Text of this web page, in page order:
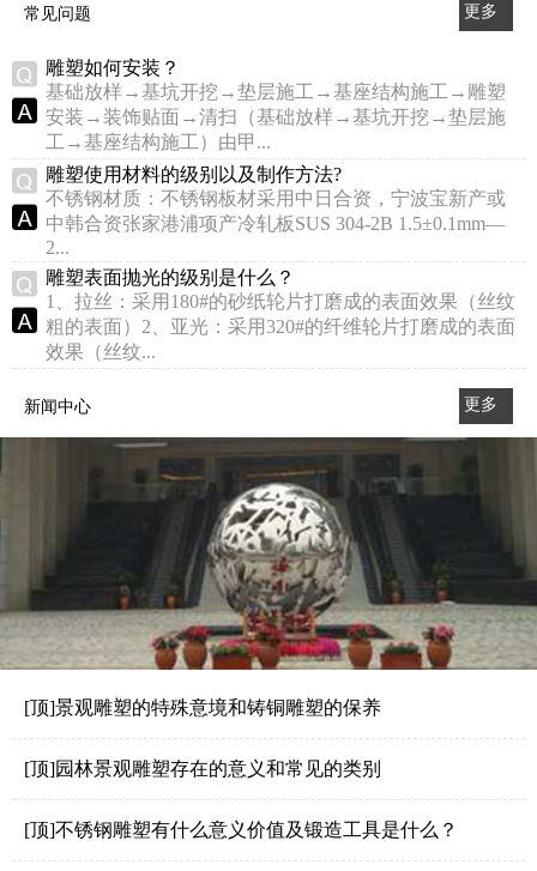
常见问题
更多
雕塑如何安装？
基础放样→基坑开挖→垫层施工→基座结构施工→雕塑
安装→装饰贴面→清扫（基础放样→基坑开挖→垫层施
工→基座结构施工）由甲...
雕塑使用材料的级别以及制作方法?
不锈钢材质：不锈钢板材采用中日合资，宁波宝新产或
中韩合资张家港浦项产冷轧板SUS 304-2B 1.5±0.1mm—
2...
雕塑表面抛光的级别是什么？
1、拉丝：采用180#的砂纸轮片打磨成的表面效果（丝纹
粗的表面）2、亚光：采用320#的纤维轮片打磨成的表面
效果（丝纹...
新闻中心
更多
>>
[顶]景观雕塑的特殊意境和铸铜雕塑的保养
[顶]园林景观雕塑存在的意义和常见的类别
[顶]不锈钢雕塑有什么意义价值及锻造工具是什么？